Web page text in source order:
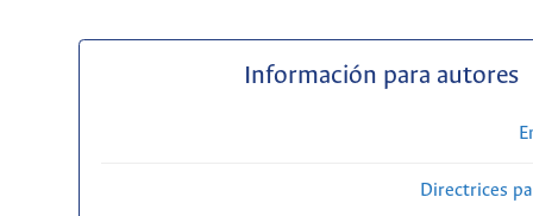
Información para autores
Directrices